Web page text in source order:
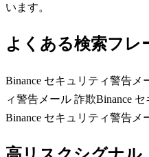
います。
よくある検索フレ
Binance セキュリティ警告メ
ィ警告メール 詐欺Binance
Binance セキュリティ警告メ